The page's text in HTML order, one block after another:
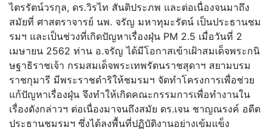
ไตรรัตน์วรกุล, ดร.วิรไท สันติประภพ และต่อเนื่องจนมาถึง
สมัยที่ ศาสตราจารย์ นพ. จรัญ มหาทุมะรัตน์ เป็นประธานชม
รมฯ และเป็นช่วงที่เกิดปัญหาเรื่องฝุ่น PM 2.5 เมื่อวันที่ 2
เมษายน 2562 ท่าน อ.จรัญ ได้มีโอกาสเข้าเฝ้าสมเด็จพระกนิ
ษฐาธิราชเจ้า กรมสมเด็จพระเทพรัตนราชสุดาฯ สยามบรม
ราชกุมารี มีพระราชดำริให้ชมรมฯ จัดทำโครงการเพื่อช่วย
แก้ปัญหาเรื่องฝุ่น จึงทำให้เกิดคณะกรรมการเพื่อทำงานใน
เรื่องดังกล่าวฯ ต่อเนื่องมาจนถึงสมัย ดร.เจน ชาญณรงค์ อดีต
ประธานชมรมฯ ซึ่งได้ลงพื้นที่ปฏิบัติงานอย่างเข้มแข็ง